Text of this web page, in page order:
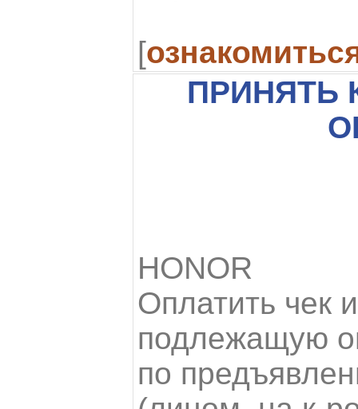
[
ПРИНЯТЬ
HONOR
Оплатить чек
подлежащую
по